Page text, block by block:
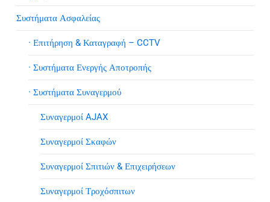
Συστήματα Ασφαλείας
· Επιτήρηση & Καταγραφή – CCTV
· Συστήματα Ενεργής Αποτροπής
· Συστήματα Συναγερμού
Συναγερμοί AJAX
Συναγερμοί Σκαφών
Συναγερμοί Σπιτιών & Επιχειρήσεων
Συναγερμοί Τροχόσπιτων